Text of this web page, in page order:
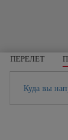
ПЕРЕЛЕТ
Куда вы